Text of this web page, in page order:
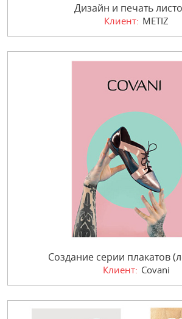
Дизайн и печать
Клиент: METIZ
Создание серии плакатов
Клиент: Covani